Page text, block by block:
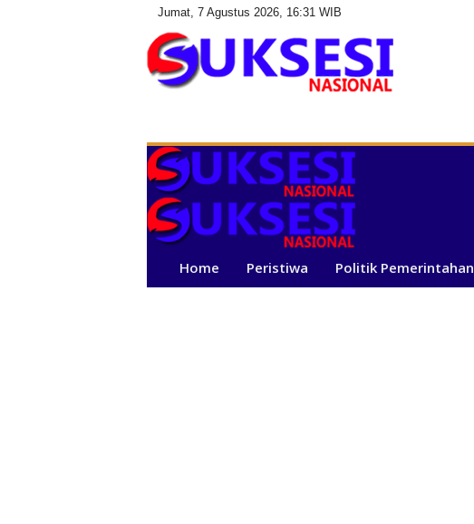
Jumat, 7 Agustus 2026, 16:31 WIB
s
e
i
N
i
Home Peristiwa Politik Pemerintahan